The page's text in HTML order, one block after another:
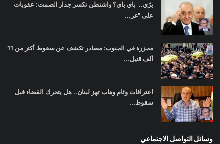
برّي... باي باي؟ واشنطن تكسر جدار الصمت: عقوبات
على "عر...
مجزرة في الجنوب: مصادر تكشف عن سقوط أكثر من 11
ألف قتيل...
اعترافات وئام وهاب تهز لبنان.. هل يتحرك القضاء قبل
سقوط...
وسائل التواصل الاجتماعي